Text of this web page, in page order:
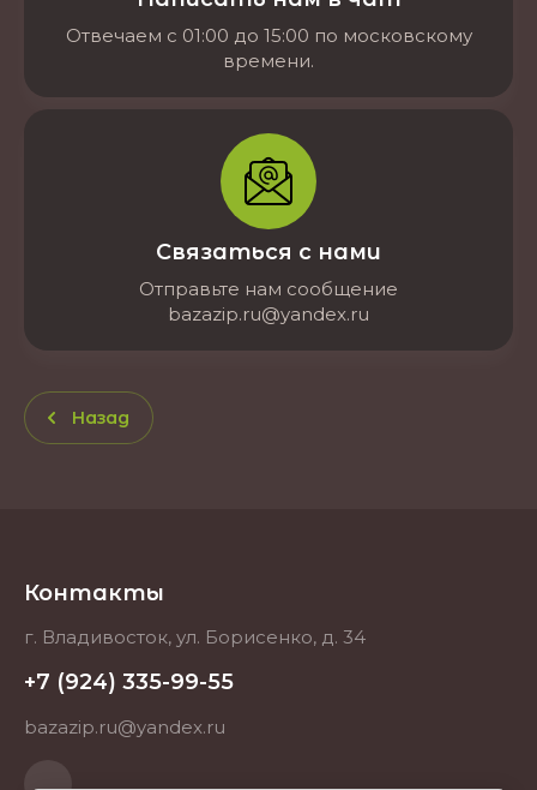
Отвечаем с 01:00 до 15:00 по московскому
времени.
Связаться с нами
Отправьте нам сообщение
bazazip.ru@yandex.ru
Назад
Контакты
г. Владивосток, ул. Борисенко, д. 34
+7 (924) 335-99-55
bazazip.ru@yandex.ru